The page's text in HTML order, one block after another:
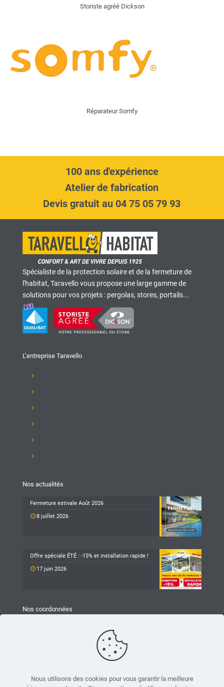
Storiste agréé Dickson
Réparateur Somfy
100 ans d'expérience
Atelier de fabrication
Devis gratuit au 04 75 05 79 93
Spécialiste de la protection solaire et de la fermeture de
l'habitat, Taravello vous propose une large gamme de
solutions pour vos projets : pergolas, stores, portails...
L’entreprise Taravello
Nos actualités
Fermeture estivale Août 2026
8 juillet 2026
Offre spéciale ÉTÉ : -15% et installation rapide !
17 juin 2026
Nos coordonnées
25 Chemin du Mûrier
26540 Mours-Saint-Eusèbe
Nous utilisons des cookies pour vous garantir la meilleure